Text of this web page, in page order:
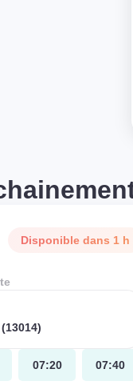
Disponible dans 1 h
07:20 07:40